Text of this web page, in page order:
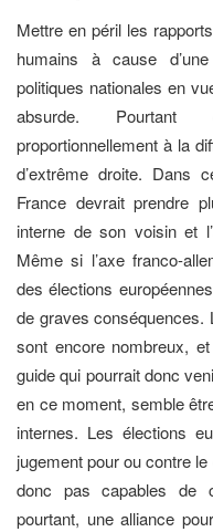
Mettre en péril les
humains à cause
politiques nationales en
absurde. Pourtant
proportionnellement à la
d’extrême droite. Dans
France devrait prendre
interne de son voisin et
Même si l’axe franco-
des élections
de graves conséquences.
sont encore nombreux,
guide qui pourrait donc
en ce moment, semble
internes. Les élections
jugement pour ou contre
donc pas capables de
pourtant, une alliance